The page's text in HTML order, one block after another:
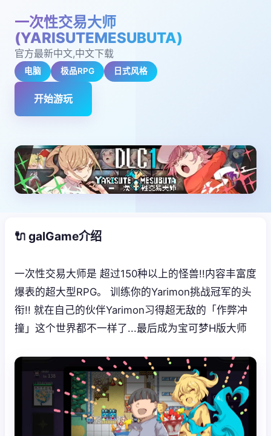
一次性交易大师
(YARISUTEMESUBUTA)
官方最新中文,中文下载
电脑 极品RPG 日式风格
开始游玩
🔌 galGame介绍
一次性交易大师是 超过150种以上的怪兽!!内容丰富度
爆表的超大型RPG。 训练你的Yarimon挑战冠军的头
衔!! 就在自己的伙伴Yarimon习得超无敌的「作弊冲
撞」这个世界都不一样了...最后成为宝可梦H版大师